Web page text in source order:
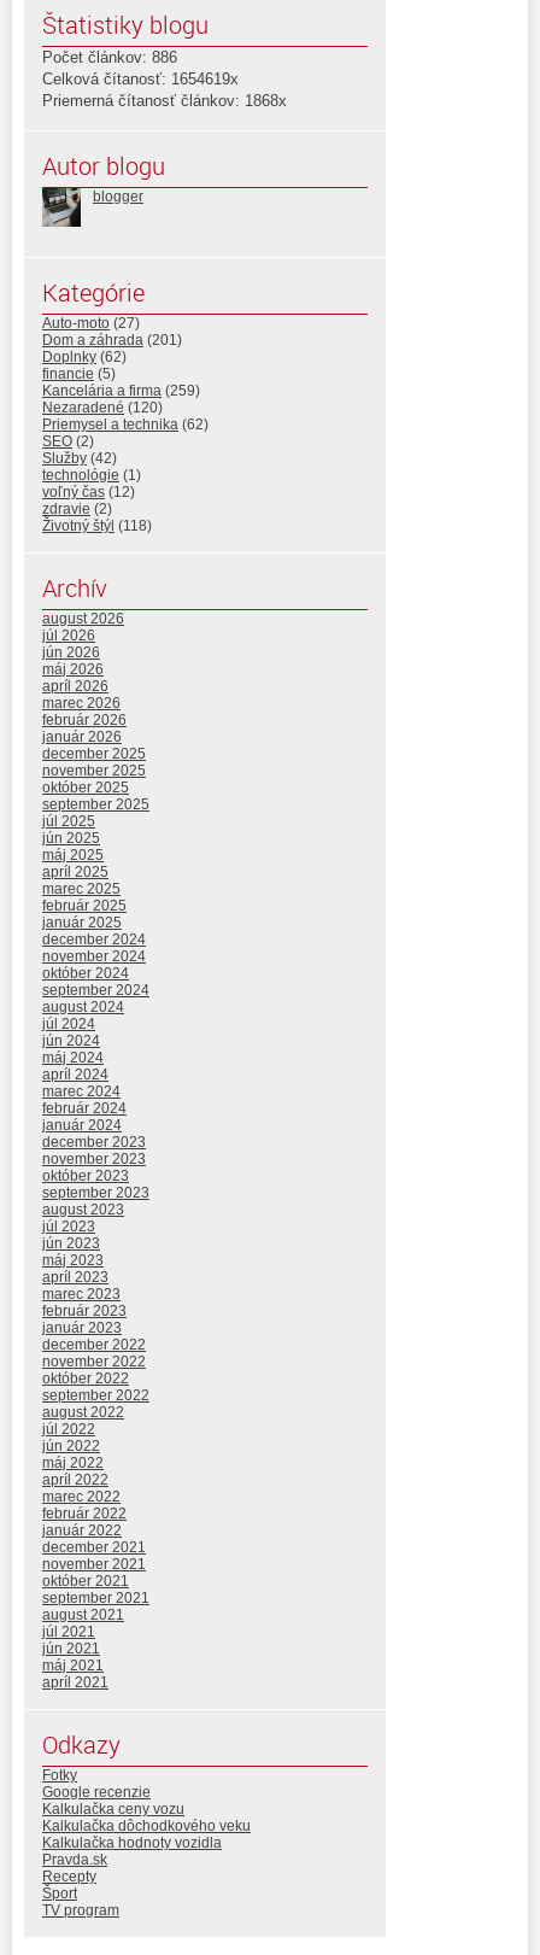
Štatistiky blogu
Počet článkov: 886
Celková čítanosť: 1654619x
Priemerná čítanosť článkov: 1868x
Autor blogu
blogger
Kategórie
Auto-moto (27)
Dom a záhrada (201)
Doplnky (62)
financie (5)
Kancelária a firma (259)
Nezaradené (120)
Priemysel a technika (62)
SEO (2)
Služby (42)
technológie (1)
voľný čas (12)
zdravie (2)
Životný štýl (118)
Archív
august 2026
júl 2026
jún 2026
máj 2026
apríl 2026
marec 2026
február 2026
január 2026
december 2025
november 2025
október 2025
september 2025
júl 2025
jún 2025
máj 2025
apríl 2025
marec 2025
február 2025
január 2025
december 2024
november 2024
október 2024
september 2024
august 2024
júl 2024
jún 2024
máj 2024
apríl 2024
marec 2024
február 2024
január 2024
december 2023
november 2023
október 2023
september 2023
august 2023
júl 2023
jún 2023
máj 2023
apríl 2023
marec 2023
február 2023
január 2023
december 2022
november 2022
október 2022
september 2022
august 2022
júl 2022
jún 2022
máj 2022
apríl 2022
marec 2022
február 2022
január 2022
december 2021
november 2021
október 2021
september 2021
august 2021
júl 2021
jún 2021
máj 2021
apríl 2021
Odkazy
Fotky
Google recenzie
Kalkulačka ceny vozu
Kalkulačka dôchodkového veku
Kalkulačka hodnoty vozidla
Pravda.sk
Recepty
Šport
TV program